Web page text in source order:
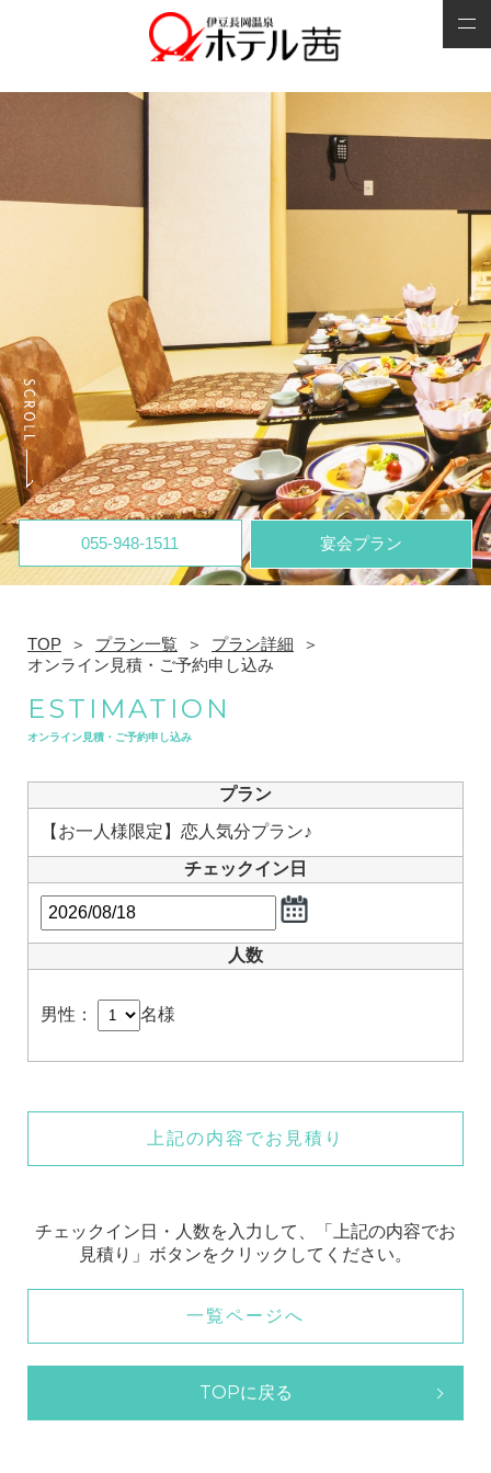
055-948-1511 宴会プラン
TOP プラン一覧
プラン詳細
オンライン見積・ご予約申し込み
ESTIMATION
オンライン見積・ご予約申し込み
プラン
【お一人様限定】恋人気分プラン♪
チェックイン日
人数
男性： 名様
上記の内容でお見積り
チェックイン日・人数を入力して、「上記の内容でお
見積り」ボタンをクリックしてください。
一覧ページへ
TOPに戻る